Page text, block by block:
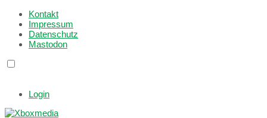
Kontakt
Impressum
Datenschutz
Mastodon
Login